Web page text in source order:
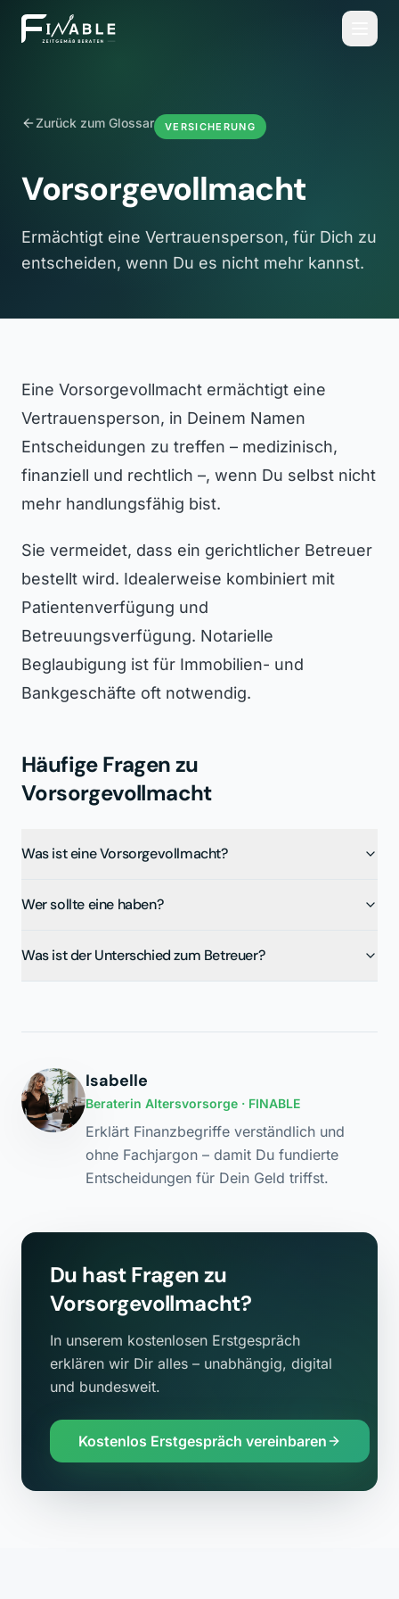
Zurück zum Glossar VERSICHERUNG
Vorsorgevollmacht
Ermächtigt eine Vertrauensperson, für Dich zu
entscheiden, wenn Du es nicht mehr kannst.
Eine Vorsorgevollmacht ermächtigt eine
Vertrauensperson, in Deinem Namen
Entscheidungen zu treffen – medizinisch,
finanziell und rechtlich –, wenn Du selbst nicht
mehr handlungsfähig bist.
Sie vermeidet, dass ein gerichtlicher Betreuer
bestellt wird. Idealerweise kombiniert mit
Patientenverfügung und
Betreuungsverfügung. Notarielle
Beglaubigung ist für Immobilien- und
Bankgeschäfte oft notwendig.
Häufige Fragen zu
Vorsorgevollmacht
Was ist eine Vorsorgevollmacht?
Wer sollte eine haben?
Was ist der Unterschied zum Betreuer?
Isabelle
Beraterin Altersvorsorge · FINABLE
Erklärt Finanzbegriffe verständlich und
ohne Fachjargon – damit Du fundierte
Entscheidungen für Dein Geld triffst.
Du hast Fragen zu
Vorsorgevollmacht?
In unserem kostenlosen Erstgespräch
erklären wir Dir alles – unabhängig, digital
und bundesweit.
Kostenlos Erstgespräch vereinbaren